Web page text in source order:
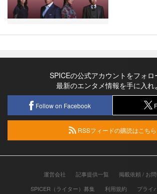
SPICEの公式アカウントをフォロ
最新のエンタメ情報を手に入れ
Follow on Facebook
RSSフィードの購読はこちら
運営会社 記事提供一覧
掲載依頼 / お
SPICER（ライター）募集
利用規約 プライ